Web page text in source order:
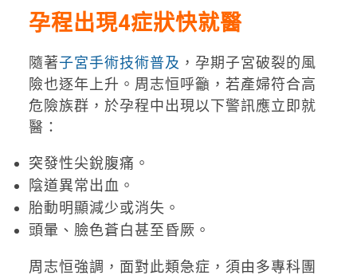
孕程出現4症狀快就醫
隨著子宮手術技術普及 ，孕期子宮破裂的風
險也逐年上升。周志恒呼籲，若產婦符合高
危險族群，於孕程中出現以下警訊應立即就
醫：
突發性尖銳腹痛。
陰道異常出血。
胎動明顯減少或消失。
頭暈、臉色蒼白甚至昏厥。
周志恒強調，面對此類急症，須由多專科團